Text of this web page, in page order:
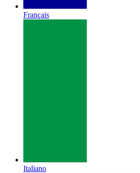
Français
Italiano